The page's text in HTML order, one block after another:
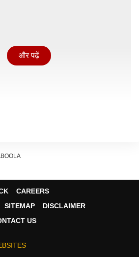
सेन सुबह 9 बजे से वहां पहुंची हुई
और पढ़ें
CAREERS
SITEMAP
DISCLAIMER
US